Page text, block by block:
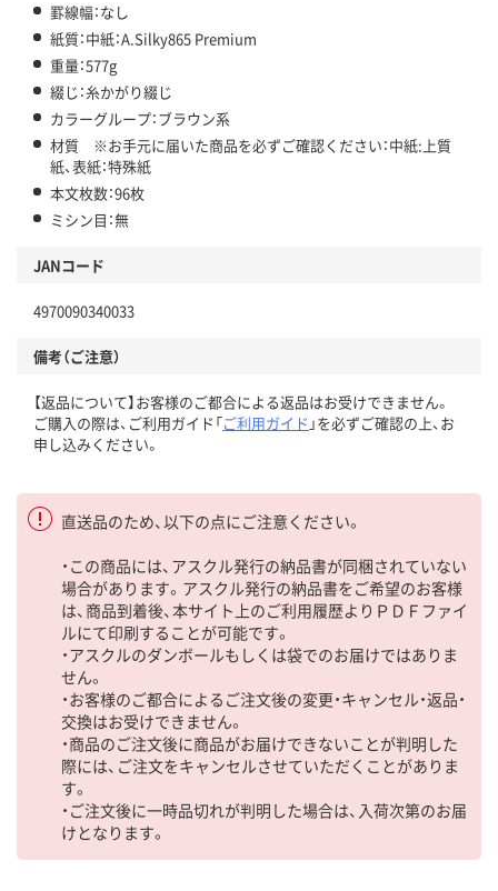
罫線幅：なし
紙質：中紙：A.Silky865 Premium
重量：577g
綴じ：糸かがり綴じ
カラーグループ：ブラウン系
材質 ※お手元に届いた商品を必ずご確認ください：中紙:上質
紙、表紙：特殊紙
本文枚数：96枚
ミシン目：無
JANコード
4970090340033
備考（ご注意）
【返品について】お客様のご都合による返品はお受けできません。
ご購入の際は、ご利用ガイド「ご利用ガイド 」を必ずご確認の上、お
申し込みください。
直送品のため、以下の点にご注意ください。
・この商品には、アスクル発行の納品書が同梱されていない
場合があります。アスクル発行の納品書をご希望のお客様
は、商品到着後、本サイト上のご利用履歴よりＰＤＦファイ
ルにて印刷することが可能です。
・アスクルのダンボールもしくは袋でのお届けではありま
せん。
・お客様のご都合によるご注文後の変更・キャンセル・返品・
交換はお受けできません。
・商品のご注文後に商品がお届けできないことが判明した
際には、ご注文をキャンセルさせていただくことがありま
す。
・ご注文後に一時品切れが判明した場合は、入荷次第のお届
けとなります。